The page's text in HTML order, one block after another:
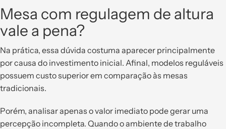
Mesa com regulagem de altura
vale a pena?
Na prática, essa dúvida costuma aparecer principalmente
por causa do investimento inicial. Afinal, modelos reguláveis
possuem custo superior em comparação às mesas
tradicionais.
Porém, analisar apenas o valor imediato pode gerar uma
percepção incompleta. Quando o ambiente de trabalho